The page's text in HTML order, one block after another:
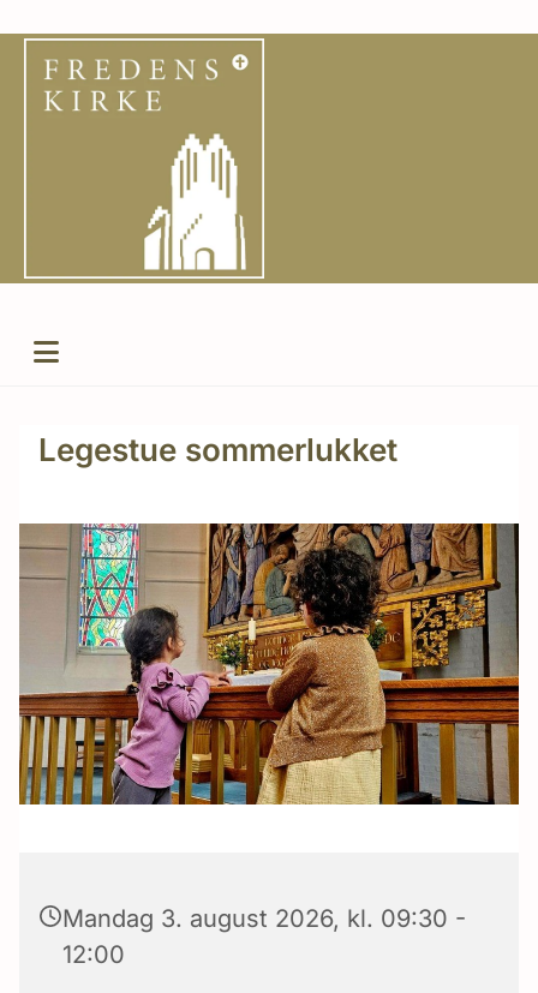
Legestue sommerlukket
Mandag 3. august 2026, kl. 09:30 -
12:00